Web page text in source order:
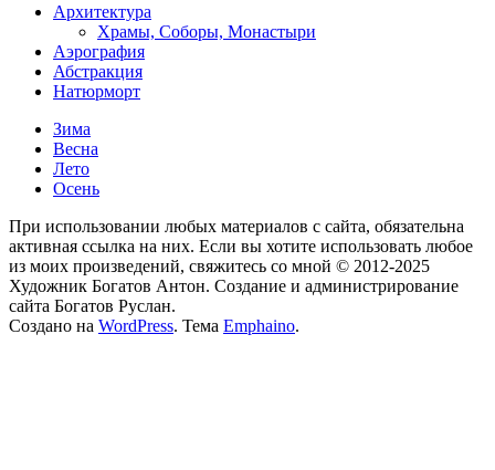
Архитектура
Храмы, Соборы, Монастыри
Аэрография
Абстракция
Натюрморт
Зима
Весна
Лето
Осень
При использовании любых материалов с сайта, обязательна
активная ссылка на них. Если вы хотите использовать любое
из моих произведений, свяжитесь со мной © 2012-2025
Художник Богатов Антон. Cоздание и администрирование
сайта Богатов Руслан.
Создано на WordPress. Тема Emphaino.